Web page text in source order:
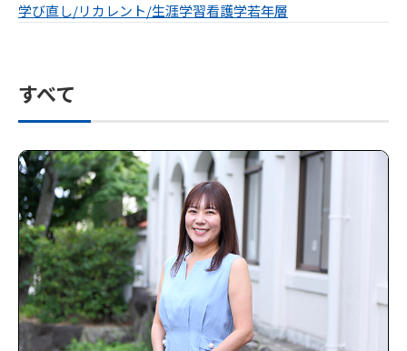
学び直し/リカレント/生涯学習看護学若年層
すべて